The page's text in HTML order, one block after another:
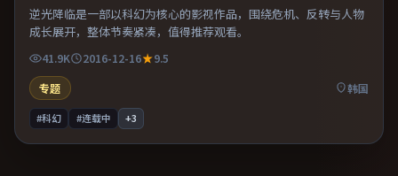
逆光降临是一部以科幻为核心的影视作品，围绕危机、反转与人物
成长展开，整体节奏紧凑，值得推荐观看。
41.9K 2016-12-16
9.5
专题
韩国
#科幻 #连载中 +3